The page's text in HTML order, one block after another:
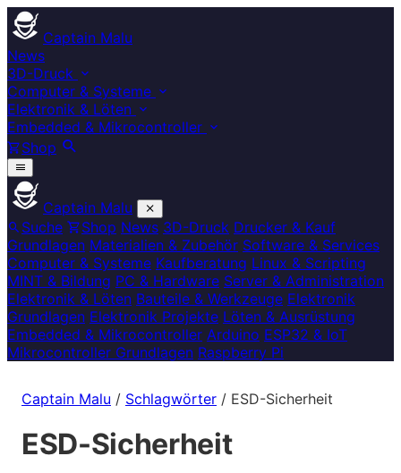
Captain Malu
News
3D-Druck
Computer & Systeme
Elektronik & Löten
Embedded & Mikrocontroller
Shop
Captain Malu
Suche
Shop News 3D-Druck Drucker & Kauf
Grundlagen Materialien & Zubehör Software & Services
Computer & Systeme Kaufberatung Linux & Scripting
MINT & Bildung PC & Hardware Server & Administration
Elektronik & Löten Bauteile & Werkzeuge Elektronik
Grundlagen Elektronik Projekte Löten & Ausrüstung
Embedded & Mikrocontroller Arduino ESP32 & IoT
Mikrocontroller Grundlagen Raspberry Pi
Captain Malu / Schlagwörter / ESD-Sicherheit
ESD-Sicherheit